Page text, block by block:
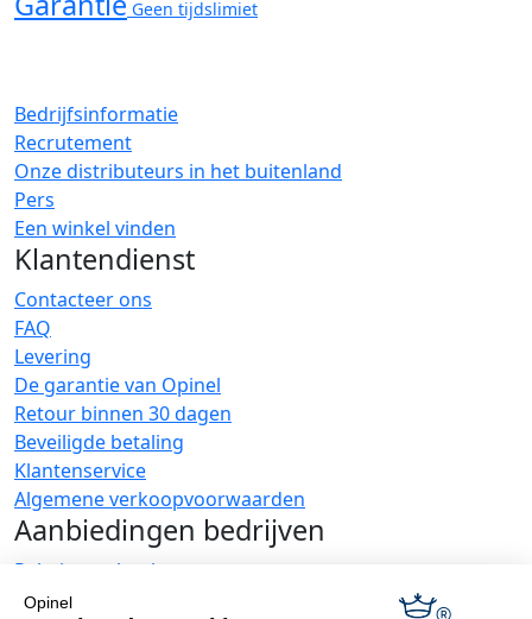
Opinel
Geen tijdslimiet
Bedrijfsinformatie
Recrutement
Onze distributeurs in het buitenland
Pers
Een winkel vinden
Klantendienst
Contacteer ons
FAQ
Levering
De garantie van Opinel
Retour binnen 30 dagen
Beveiligde betaling
Klantenservice
Algemene verkoopvoorwaarden
Aanbiedingen bedrijven
Relatiegeschenken
Restauranthouders